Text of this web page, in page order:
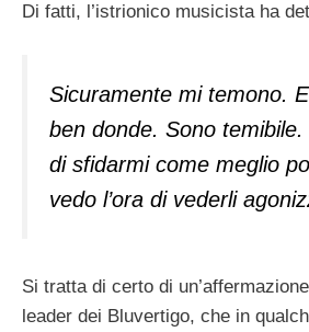
Di fatti, l’istrionico musicista ha
Sicuramente mi temono.
ben donde. Sono
di sfidarmi come meglio
vedo l’ora di vederli
Si tratta di certo di
leader dei Bluvertigo, che in